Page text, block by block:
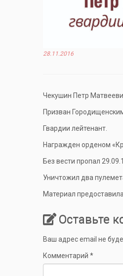
28.11.2016
Чекушин Петр
Призван
Гвардии лейтенант.
Награжден орденом
Без вести пропал
Уничтожил два
Материал
Оставьте
Ваш адрес email не
Комментарий *